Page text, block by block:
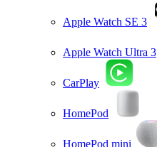
Apple Watch SE 3
Apple Watch Ultra 3
CarPlay
HomePod
HomePod mini